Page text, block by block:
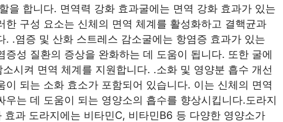
을 합니다. 면역력 강화 효과굴에는 면역 강화 효과가 있는
한 구성 요소는 신체의 면역 체계를 활성화하고 결핵균과
. .염증 및 산화 스트레스 감소굴에는 항염증 효과가 있는
성 질환의 증상을 완화하는 데 도움이 됩니다. 또한 굴에
시켜 면역 체계를 지원합니다. .소화 및 영양분 흡수 개선
되는 소화 효소가 포함되어 있습니다. 이는 신체의 면역
는 데 도움이 되는 영양소의 흡수를 향상시킵니다. 도라지
효과 도라지에는 비타민C, 비타민B6 등 다양한 영양소가